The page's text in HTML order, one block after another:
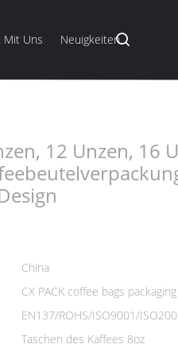
Mit Uns Neuigkeiten
12 Unzen, 16
China
CX PACK coffee bags
EN137/ROHS/ISO9001/
Taschen des Kaffees 8oz